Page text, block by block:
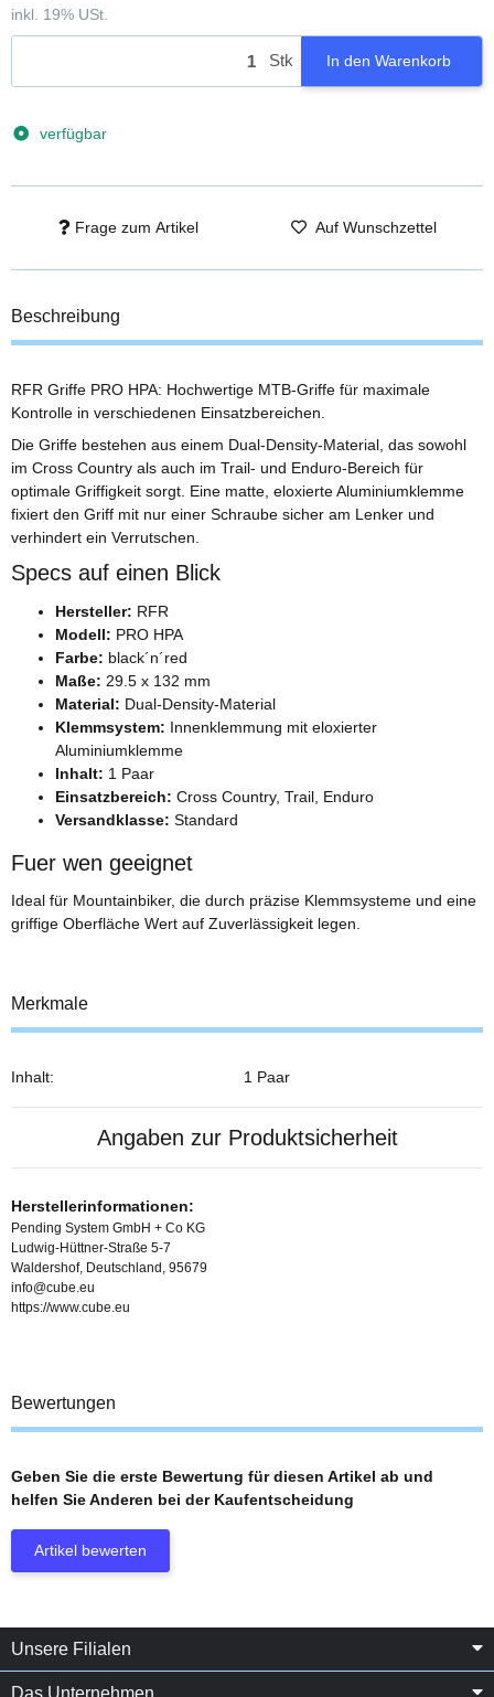
inkl. 19% USt.
Stk In den Warenkorb
verfügbar
Frage zum Artikel Auf Wunschzettel
Beschreibung
RFR Griffe PRO HPA: Hochwertige MTB-Griffe für maximale
Kontrolle in verschiedenen Einsatzbereichen.
Die Griffe bestehen aus einem Dual-Density-Material, das sowohl
im Cross Country als auch im Trail- und Enduro-Bereich für
optimale Griffigkeit sorgt. Eine matte, eloxierte Aluminiumklemme
fixiert den Griff mit nur einer Schraube sicher am Lenker und
verhindert ein Verrutschen.
Specs auf einen Blick
Hersteller: RFR
Modell: PRO HPA
Farbe: black´n´red
Maße: 29.5 x 132 mm
Material: Dual-Density-Material
Klemmsystem: Innenklemmung mit eloxierter
Aluminiumklemme
Inhalt: 1 Paar
Einsatzbereich: Cross Country, Trail, Enduro
Versandklasse: Standard
Fuer wen geeignet
Ideal für Mountainbiker, die durch präzise Klemmsysteme und eine
griffige Oberfläche Wert auf Zuverlässigkeit legen.
Merkmale
Inhalt: 1 Paar
Angaben zur Produktsicherheit
Herstellerinformationen:
Pending System GmbH + Co KG
Ludwig-Hüttner-Straße 5-7
Waldershof, Deutschland, 95679
info@cube.eu
https://www.cube.eu
Bewertungen
Geben Sie die erste Bewertung für diesen Artikel ab und
helfen Sie Anderen bei der Kaufentscheidung
Artikel bewerten
Unsere Filialen
Das Unternehmen